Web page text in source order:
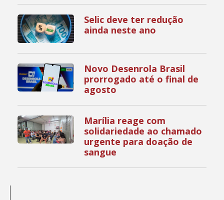
Selic deve ter redução
ainda neste ano
Novo Desenrola Brasil
prorrogado até o final de
agosto
Marília reage com
solidariedade ao chamado
urgente para doação de
sangue